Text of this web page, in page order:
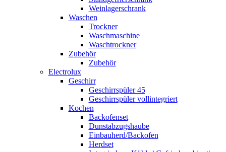
Weinlagerschrank
Waschen
Trockner
Waschmaschine
Waschtrockner
Zubehör
Zubehör
Electrolux
Geschirr
Geschirrspüler 45
Geschirrspüler vollintegriert
Kochen
Backofenset
Dunstabzugshaube
Einbauherd/Backofen
Herdset